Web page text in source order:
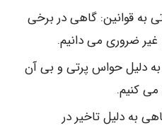
به قوانین: گاهی در برخی
غیر ضروری می دانیم.
دلیل حواس پرتی و بی آن
می کنیم.
به دلیل تاخیر در